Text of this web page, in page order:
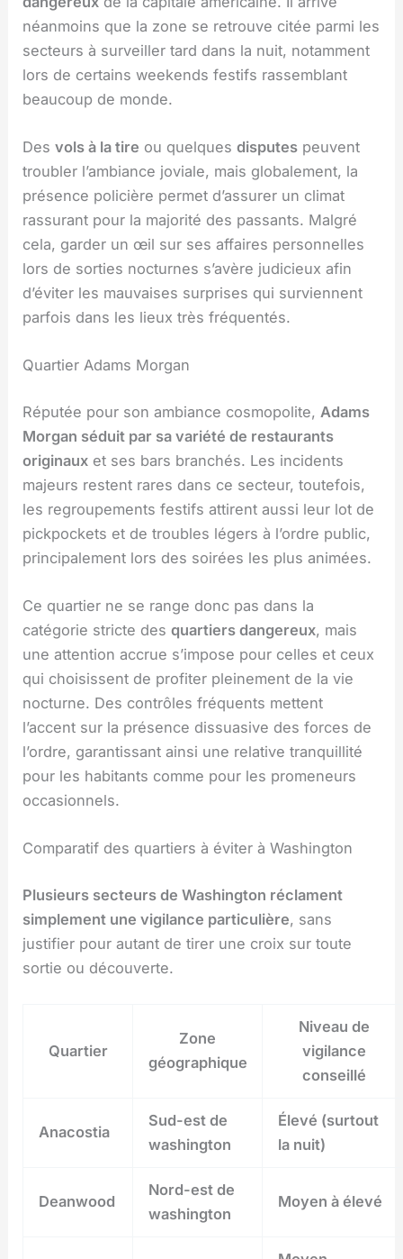
néanmoins que la zone se retrouve citée parmi les
secteurs à surveiller tard dans la nuit, notamment
lors de certains weekends festifs rassemblant
beaucoup de monde.
Desvols à la tire ou quelquesdisputes peuvent
troubler l’ambiance joviale, mais globalement, la
présence policière permet d’assurer un climat
rassurant pour la majorité des passants. Malgré
cela, garder un œil sur ses affaires personnelles
lors de sorties nocturnes s’avère judicieux afin
d’éviter les mauvaises surprises qui surviennent
parfois dans les lieux très fréquentés.
Quartier Adams Morgan
Réputée pour son ambiance cosmopolite, Adams
Morgan séduit par sa variété de restaurants
originaux et ses bars branchés. Les incidents
majeurs restent rares dans ce secteur, toutefois,
les regroupements festifs attirent aussi leur lot de
pickpockets et de troubles légers à l’ordre public,
principalement lors des soirées les plus animées.
Ce quartier ne se range donc pas dans la
catégorie stricte desquartiers dangereux, mais
une attention accrue s’impose pour celles et ceux
qui choisissent de profiter pleinement de la vie
nocturne. Des contrôles fréquents mettent
l’accent sur la présence dissuasive des forces de
l’ordre, garantissant ainsi une relative tranquillité
pour les habitants comme pour les promeneurs
occasionnels.
Comparatif des quartiers à éviter à Washington
Plusieurs secteurs de Washington réclament
simplement une vigilance particulière, sans
justifier pour autant de tirer une croix sur toute
sortie ou découverte.
Quartier
Zone
géographique
Niveau de
vigilance
conseillé
Anacostia
Sud-est de
washington
Élevé (surtout
la nuit)
Deanwood
Nord-est de
washington
Moyen à élevé